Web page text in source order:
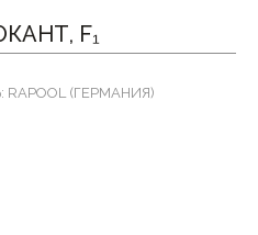
F₁
(ГЕРМАНИЯ)